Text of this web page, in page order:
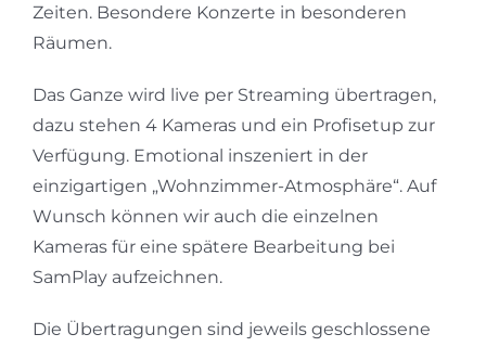
Zeiten. Besondere Konzerte in besonderen
Räumen.
Das Ganze wird live per Streaming übertragen,
dazu stehen 4 Kameras und ein Profisetup zur
Verfügung. Emotional inszeniert in der
einzigartigen „Wohnzimmer-Atmosphäre“. Auf
Wunsch können wir auch die einzelnen
Kameras für eine spätere Bearbeitung bei
SamPlay aufzeichnen.
Die Übertragungen sind jeweils geschlossene